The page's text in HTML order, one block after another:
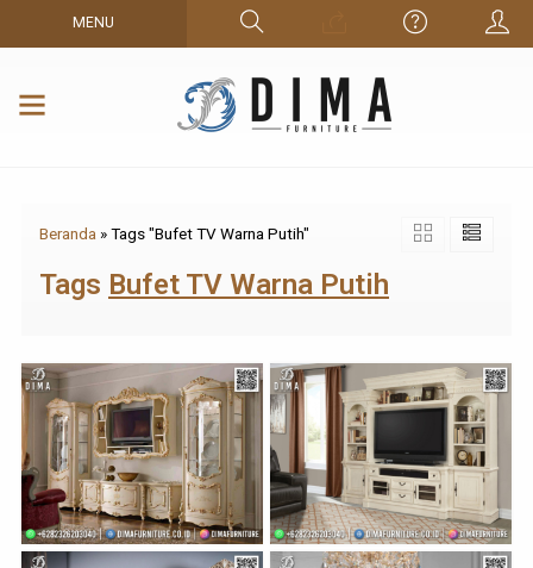
MENU
Beranda »Tags "Bufet TV Warna Putih"
Tags Bufet TV Warna Putih